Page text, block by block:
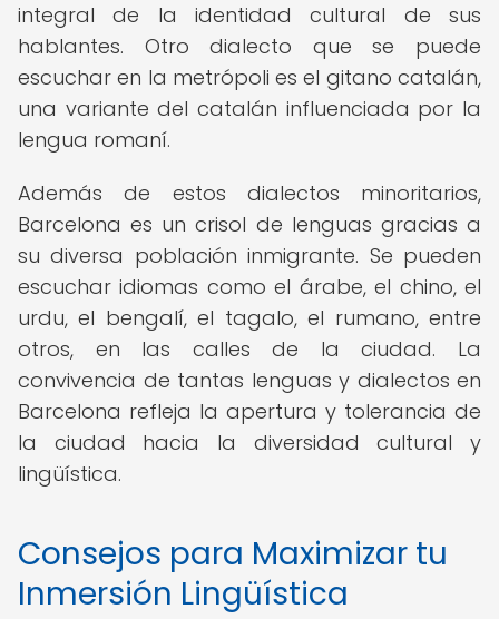
integral de la identidad cultural de sus
hablantes. Otro dialecto que se puede
escuchar en la metrópoli es el gitano catalán,
una variante del catalán influenciada por la
lengua romaní.
Además de estos dialectos minoritarios,
Barcelona es un crisol de lenguas gracias a
su diversa población inmigrante. Se pueden
escuchar idiomas como el árabe, el chino, el
urdu, el bengalí, el tagalo, el rumano, entre
otros, en las calles de la ciudad. La
convivencia de tantas lenguas y dialectos en
Barcelona refleja la apertura y tolerancia de
la ciudad hacia la diversidad cultural y
lingüística.
Consejos para Maximizar tu
Inmersión Lingüística